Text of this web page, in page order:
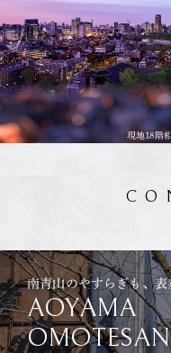
現地18階
南青山のやすらぎも、
AOYAMA